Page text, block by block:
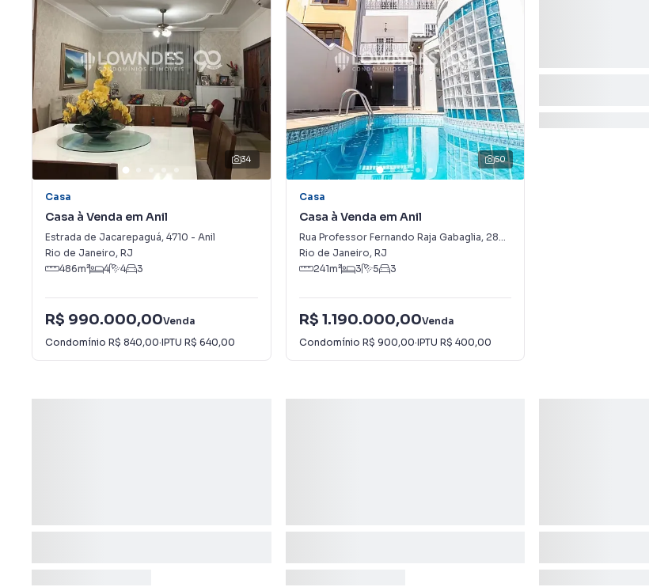
34
Casa
Casa à Venda em Anil
Estrada de Jacarepaguá, 4710 - Anil
Rio de Janeiro, RJ
486m² 4 4 3
R$ 990.000,00Venda
Condomínio R$ 840,00·IPTU R$ 640,00
50
Casa
Casa à Venda em Anil
Rua Professor Fernando Raja Gabaglia, 285 -
Rio de Janeiro, RJ
241m² 3 5 3
R$ 1.190.000,00Venda
Condomínio R$ 900,00·IPTU R$ 400,00